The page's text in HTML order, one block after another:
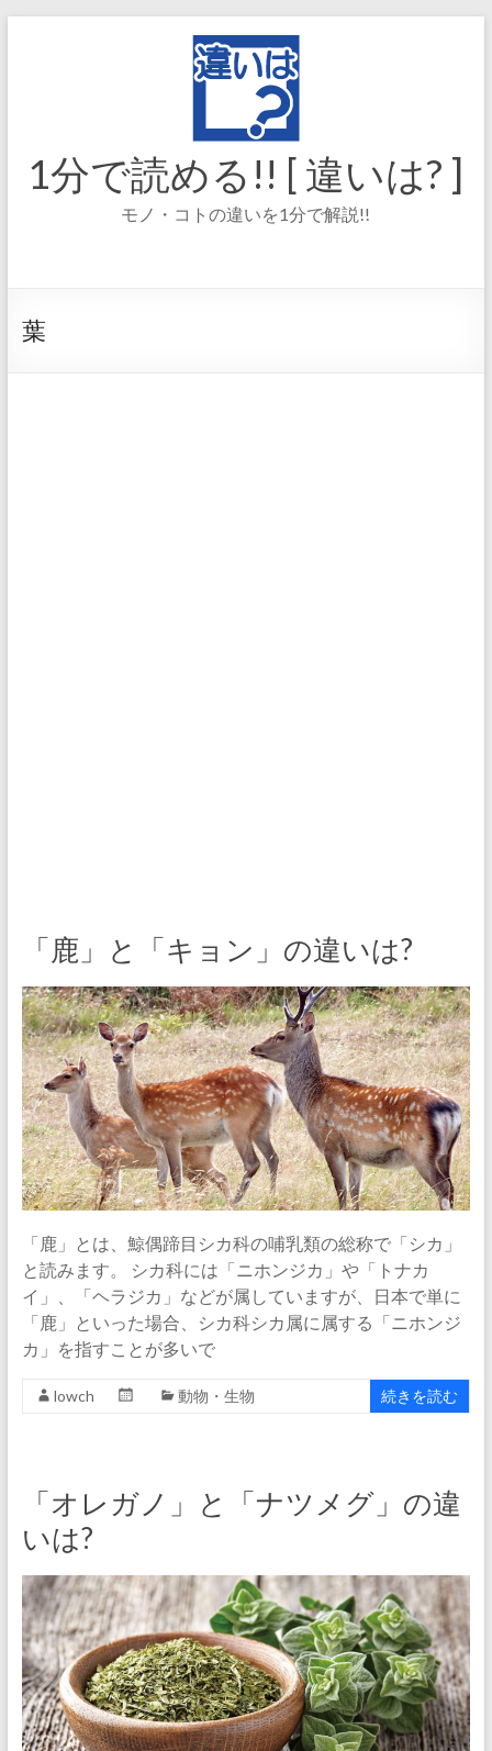
1分で読める!! [ 違いは? ]
モノ・コトの違いを1分で解説!!
葉
「鹿」と「キョン」の違いは?
「鹿」とは、鯨偶蹄目シカ科の哺乳類の総称で「シカ」
と読みます。 シカ科には「ニホンジカ」や「トナカ
イ」、「ヘラジカ」などが属していますが、日本で単に
「鹿」といった場合、シカ科シカ属に属する「ニホンジ
カ」を指すことが多いで
lowch 動物・生物 続きを読む
「オレガノ」と「ナツメグ」の違
いは?